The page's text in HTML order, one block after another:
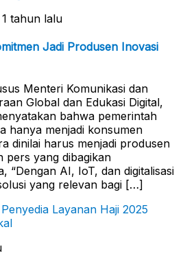
1 tahun lalu
Jadi Produsen Inovasi
Menteri Komunikasi dan
Global dan Edukasi Digital,
bahwa pemerintah
hanya menjadi konsumen
dinilai harus menjadi produsen
pers yang dibagikan
“Dengan AI, IoT, dan digitalisasi
yang relevan bagi […]